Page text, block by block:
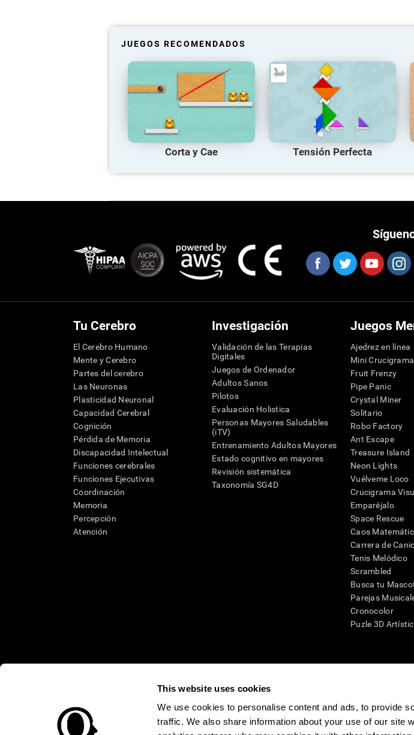
This website uses cookies
We use cookies to personalise content and ads, to provide
traffic. We also share information about your use of our site
JUEGOS RECOMENDADOS
Corta y Cae Tensión Perfecta
Tu Cerebro
El Cerebro Humano
Mente y Cerebro
Partes del cerebro
Las Neuronas
Plasticidad Neuronal
Capacidad Cerebral
Cognición
Pérdida de Memoria
Discapacidad Intelectual
Funciones cerebrales
Funciones Ejecutivas
Coordinación
Memoria
Percepción
Atención
Investigación
Validación de las Terapias
Digitales
Juegos de Ordenador
Adultos Sanos
Pilotos
Evaluación Holistica
Personas Mayores Saludables
(iTV)
Entrenamiento Adultos Mayores
Estado cognitivo en mayores
Revisión sistemática
Taxonomía SG4D
Juegos
Ajedrez en línea
Mini Crucigrama
Fruit Frenzy
Pipe Panic
Crystal Miner
Solitario
Robo Factory
Ant Escape
Treasure Island
Neon Lights
Vuélveme Loco
Crucigrama
Emparéjalo
Space Rescue
Caos
Carrera de
Tenis Melódico
Scrambled
Busca tu
Parejas
Cronocolor
Puzle 3D
* Las evaluaciones de CogniFit están diseñadas para detectar alteraciones y deterioro cognitivo con el fin de
clínico, los resultados de CogniFit (cuando son interpretados por un profesional de la salud cualificado), se
neuropsicológica (por ejemplo, un examen neuropsicológico completo). CogniFit no ofrece directamente un
puede ser realizada por un médico o psicólogo cualificado teniendo en cuenta una amplia gama de posibles
un dispositivo médico certicado por la FDA. El producto puede ser utilizado para estudios de investigación en